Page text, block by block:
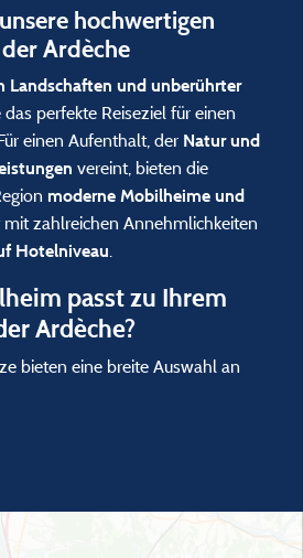
hochwertigen
Ardèche
Landschaften und unberührter
perfekte Reiseziel für einen
einen Aufenthalt, der Natur und
vereint, bieten die
moderne Mobilheime und
mit zahlreichen Annehmlichkeiten
Hotelniveau.
passt zu Ihrem
Ardèche?
bieten eine breite Auswahl an